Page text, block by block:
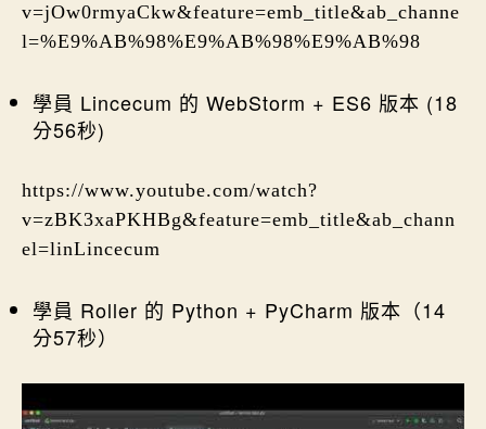
v=jOw0rmyaCkw&feature=emb_title&ab_channe
l=%E9%AB%98%E9%AB%98%E9%AB%98
學員 Lincecum 的 WebStorm + ES6 版本 (18
分56秒)
https://www.youtube.com/watch?
v=zBK3xaPKHBg&feature=emb_title&ab_chann
el=linLincecum
學員 Roller 的 Python + PyCharm 版本（14
分57秒）